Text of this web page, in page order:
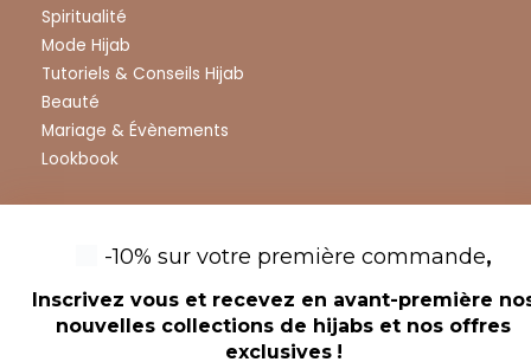
-10% sur votre première commande,
Inscrivez vous et recevez en avant-première
nouvelles collections de hijabs et nos offres
exclusives !
Spiritualité
Mode Hijab
Tutoriels & Conseils Hijab
Beauté
Mariage & Évènements
Lookbook
Copyright © 2026 Chic Beauty Hijab